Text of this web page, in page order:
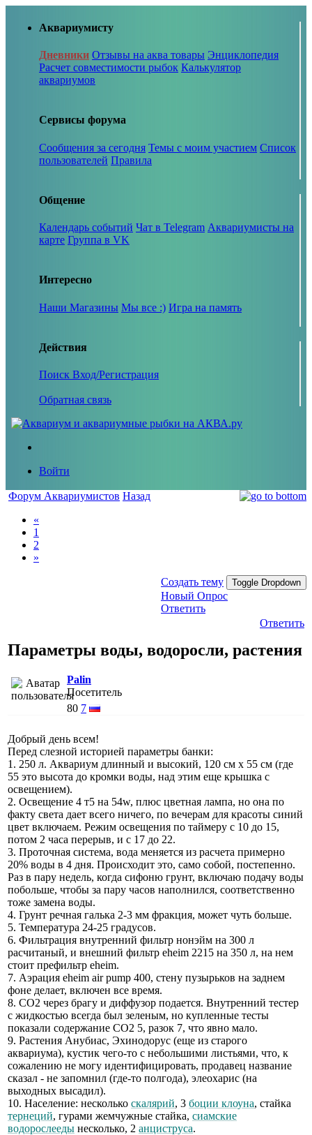
Аквариумисту
Дневники Отзывы на аква товары Энциклопедия
Расчет совместимости рыбок Калькулятор
аквариумов
Сервисы форума
Сообщения за сегодня Темы с моим участием Список
пользователей Правила
Общение
Календарь событий Чат в Telegram Аквариумисты на
карте Группа в VK
Интересно
Наши Магазины Мы все :) Игра на память
Действия
Поиск Вход/Регистрация
Обратная связь
Войти
Форум Аквариумистов Назад
«
1
2
»
Создать тему Toggle Dropdown
Новый Опрос
Ответить
Ответить
Параметры воды, водоросли, растения
Palin
Посетитель
80 7
Добрый день всем!
Перед слезной историей параметры банки:
1. 250 л. Аквариум длинный и высокий, 120 см х 55 см (где
55 это высота до кромки воды, над этим еще крышка с
освещением).
2. Освещение 4 т5 на 54w, плюс цветная лампа, но она по
факту света дает всего ничего, по вечерам для красоты синий
цвет включаем. Режим освещения по таймеру с 10 до 15,
потом 2 часа перерыв, и с 17 до 22.
3. Проточная система, вода меняется из расчета примерно
20% воды в 4 дня. Происходит это, само собой, постепенно.
Раз в пару недель, когда сифоню грунт, включаю подачу воды
побольше, чтобы за пару часов наполнился, соответственно
тоже замена воды.
4. Грунт речная галька 2-3 мм фракция, может чуть больше.
5. Температура 24-25 градусов.
6. Фильтрация внутренний фильтр нонэйм на 300 л
расчитаный, и внешний фильтр eheim 2215 на 350 л, на нем
стоит префильтр eheim.
7. Аэрация eheim air pump 400, стену пузырьков на заднем
фоне делает, включен все время.
8. CO2 через брагу и диффузор подается. Внутренний тестер
с жидкостью всегда был зеленым, но купленные тесты
показали содержание СО2 5, разок 7, что явно мало.
9. Растения Анубиас, Эхинодорус (еще из старого
аквариума), кустик чего-то с небольшими листьями, что, к
сожалению не могу идентифицировать, продавец название
сказал - не запомнил (где-то полгода), элеохарис (на
выходных высадил).
10. Население: несколько скалярий, 3 боции клоуна, стайка
тернеций, гурами жемчужные стайка, сиамские
водорослееды несколько, 2 анциструса.